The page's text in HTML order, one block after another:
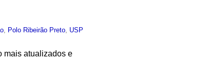
Polo Ribeirão Preto USP
mais atualizados e